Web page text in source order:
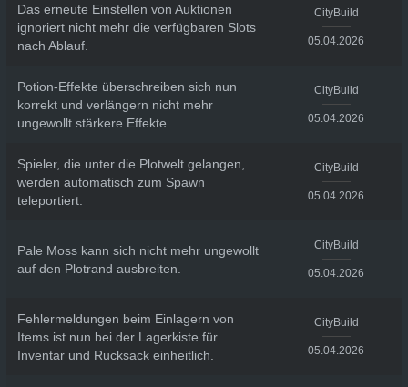
Das erneute Einstellen von Auktionen
ignoriert nicht mehr die verfügbaren Slots
nach Ablauf.
CityBuild
05.04.2026
Potion-Effekte überschreiben sich nun
korrekt und verlängern nicht mehr
ungewollt stärkere Effekte.
CityBuild
05.04.2026
Spieler, die unter die Plotwelt gelangen,
werden automatisch zum Spawn
teleportiert.
CityBuild
05.04.2026
Pale Moss kann sich nicht mehr ungewollt
auf den Plotrand ausbreiten.
CityBuild
05.04.2026
Fehlermeldungen beim Einlagern von
Items ist nun bei der Lagerkiste für
Inventar und Rucksack einheitlich.
CityBuild
05.04.2026